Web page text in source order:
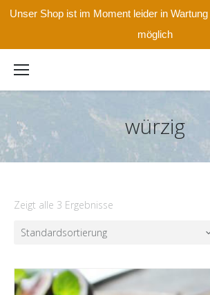
Unser Shop ist im Moment leider in
möglich
würzig
Zeigt alle 3 Ergebnisse
Standardsortierung